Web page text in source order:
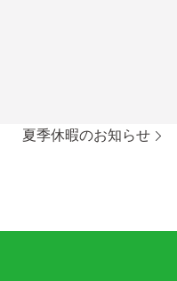
夏季休暇のお知らせ